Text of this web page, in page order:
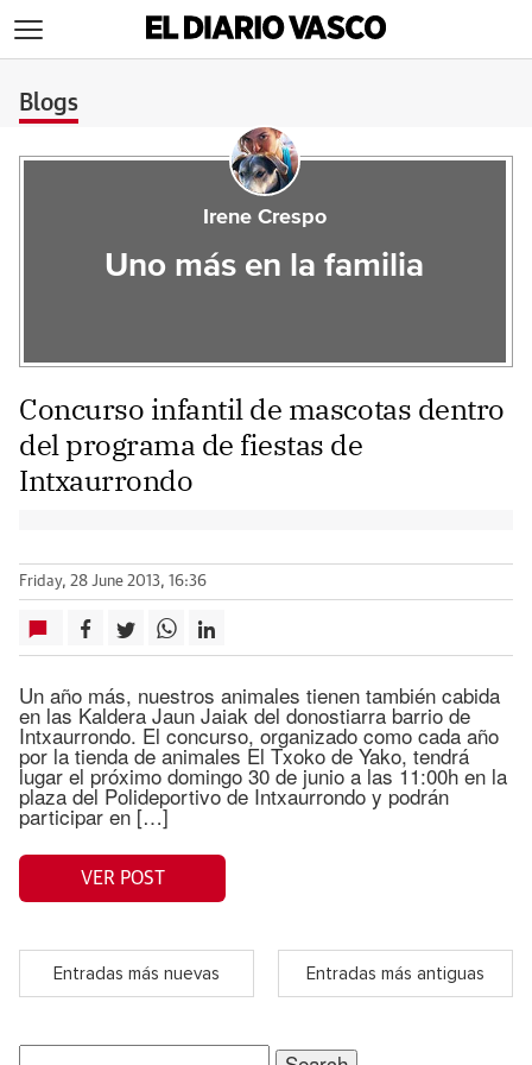
Blogs
Irene Crespo
Uno más en la familia
Concurso infantil de mascotas dentro
del programa de fiestas de
Intxaurrondo
Friday, 28 June 2013, 16:36
Un año más, nuestros animales tienen también cabida
en las Kaldera Jaun Jaiak del donostiarra barrio de
Intxaurrondo. El concurso, organizado como cada año
por la tienda de animales El Txoko de Yako, tendrá
lugar el próximo domingo 30 de junio a las 11:00h en la
plaza del Polideportivo de Intxaurrondo y podrán
participar en […]
VER POST
Entradas más nuevas Entradas más antiguas
Search